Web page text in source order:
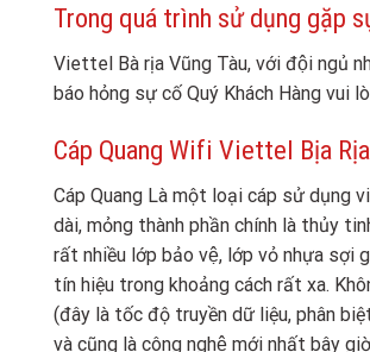
Trong quá trình sử dụng gặp
Viettel Bà rịa Vũng Tàu, với đội ngủ
báo hỏng sự cố Quý Khách Hàng vui
Cáp Quang Wifi Viettel Bịa
Cáp Quang Là một loại cáp sử dụng
dài, mỏng thành phần chính là thủy
rất nhiều lớp bảo vệ, lớp vỏ nhựa sợi
tín hiệu trong khoảng cách rất xa.
(đây là tốc độ truyền dữ liệu, phân
và cũng là công nghệ mới nhất bây